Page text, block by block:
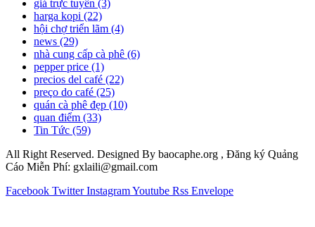
giá trực tuyến (3)
harga kopi (22)
hội chợ triển lãm (4)
news (29)
nhà cung cấp cà phê (6)
pepper price (1)
precios del café (22)
preço do café (25)
quán cà phê đẹp (10)
quan điểm (33)
Tin Tức (59)
All Right Reserved. Designed By baocaphe.org , Đăng ký Quảng
Cáo Miễn Phí: gxlaili@gmail.com
Facebook Twitter InstagramYoutube Rss Envelope